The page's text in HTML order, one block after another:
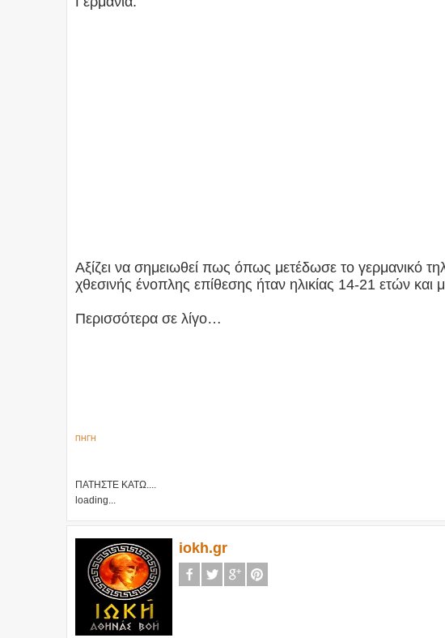
Αξίζει να σημειωθεί πως όπως μετέδωσε το γερμανικό
χθεσινής ένοπλης επίθεσης ήταν ηλικίας 14-21 ετών και
Περισσότερα σε λίγο…
ΠΗΓΗ
ΠΑΤΗΣΤΕ ΚΑΤΩ....
loading...
iokh.gr